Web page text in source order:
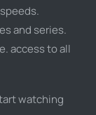
and series.
access to all
watching